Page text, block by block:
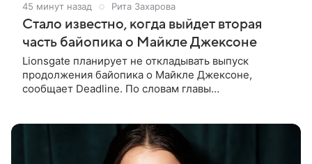
45 минут назад Рита Захарова
Стало известно, когда выйдет вторая
часть байопика о Майкле Джексоне
Lionsgate планирует не откладывать выпуск
продолжения байопика о Майкле Джексоне,
сообщает Deadline. По словам главы